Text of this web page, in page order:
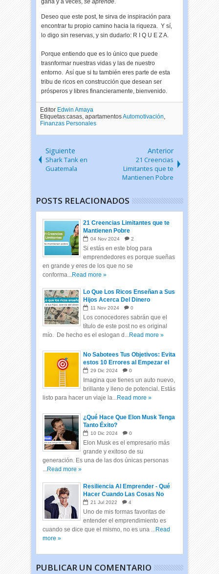
gana y a veces,se aprende.
Deseo que este post, te sirva de inspiración para
encontrar tu propio camino hacia la riqueza. Y sí,
lo digo sin reservas, y sin dudarlo: R I Q U E Z A.
Porque entiendo que es lo único que puede
trasnformar nuestras vidas y las de nuestro
entorno. Así que si tu también eres parte de esta
tribu de ricos en construcción que desean ser
prósperos y libres financieramente, bienvenido.
Editor Edwin Amaya
Etiquetas:casas, apartamentosAutomotivación,
Finanzas Personales
Siguiente
Shark Tank en
Guatemala
Anterior
21 Creencias
Limitantes que te
Mantienen Pobre
POSTS RELACIONADOS
21 Creencias Limitantes que te
Mantienen Pobre
04 Nov 2024 2
Si estás en este blog para
emprendedores es porque sueñas
en grande y eres de los que no se
conforma...Read more »
Lo Que Los Ricos Enseñan a Sus
Hijos Acerca Del Dinero
11 Nov 2024 0
Los conocedores sabrán que el
título de este post no es original
mío. De hecho es el eslogan d...Read more »
No Sabotees Tus Objetivos: Evita
estos 10 Errores al Empezar el
Año
29 Dic 2024 0
Imagina que tienes un auto nuevo,
brillante y lleno de potencial. Estás
listo para hacer un viaje la...Read more »
¿Qué Hace Que Elon Musk Tenga
Tanto Éxito?
10 Dic 2024 0
Elon Musk es el empresario más
grande y exitoso de su
generación. Es una de las dos únicas personas
...Read more »
Resiliencia Al Emprender - Qué
Hacer Cuando Las Cosas No
Salen Bien
21 Jul 2022 4
Uno de mis formas favoritas de
entender el emprendimiento es
cuando se dice que el mismo, no es una ...Read
more »
PUBLICAR UN COMENTARIO